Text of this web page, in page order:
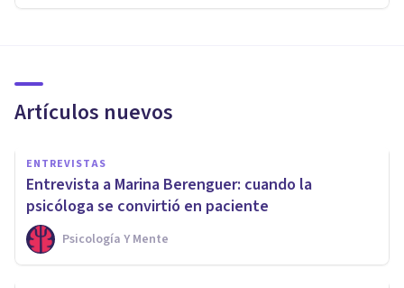
Artículos nuevos
ENTREVISTAS
Entrevista a Marina Berenguer: cuando la
psicóloga se convirtió en paciente
Psicología Y Mente